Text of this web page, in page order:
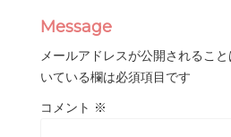
Message
メールアドレスが公開されること
いている欄は必須項目です
コメント ※